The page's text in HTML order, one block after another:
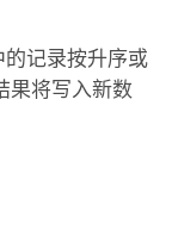
记录按升序或
果将写入新数